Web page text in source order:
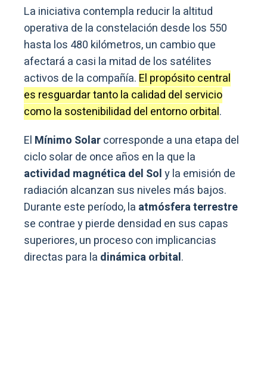
La iniciativa contempla reducir la altitud
operativa de la constelación desde los 550
hasta los 480 kilómetros, un cambio que
afectará a casi la mitad de los satélites
activos de la compañía. El propósito central
es resguardar tanto la calidad del servicio
como la sostenibilidad del entorno orbital.
El Mínimo Solarcorresponde a una etapa del
ciclo solar de once años en la que la
actividad magnética del Soly la emisión de
radiación alcanzan sus niveles más bajos.
Durante este período, la atmósfera terrestre
se contrae y pierde densidad en sus capas
superiores, un proceso con implicancias
directas para la dinámica orbital.